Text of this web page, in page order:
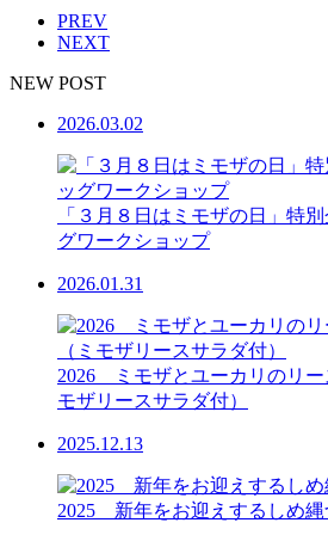
PREV
NEXT
NEW POST
2026.03.02
「３月８日はミモザの日」特
グワークショップ
2026.01.31
2026 ミモザとユーカリのリー
モザリースサラダ付）
2025.12.13
2025 新年をお迎えするしめ縄